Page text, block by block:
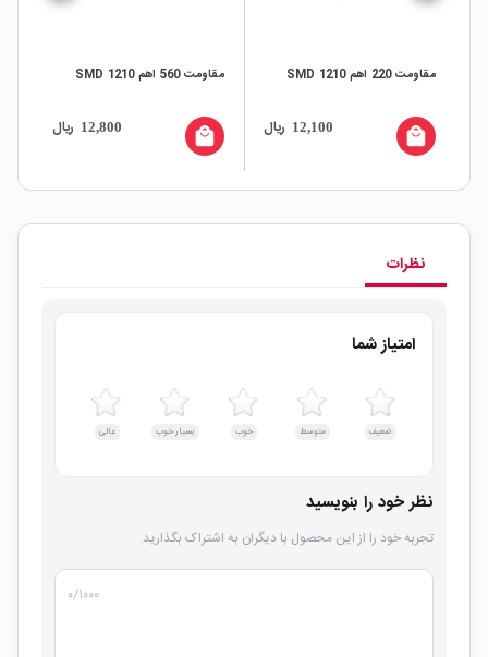
مقاومت 220 اهم SMD 1210
12,100 ریال local_mall
مقاومت 560 اهم SMD 1210
12,800 ریال local_mall
نظرات
امتیاز شما
ضعیف متوسط خوب بسیار خوب عالی
نظر خود را بنویسید
تجربه خود را از این محصول با دیگران به اشتراک بگذارید.
۰/۱۰۰۰